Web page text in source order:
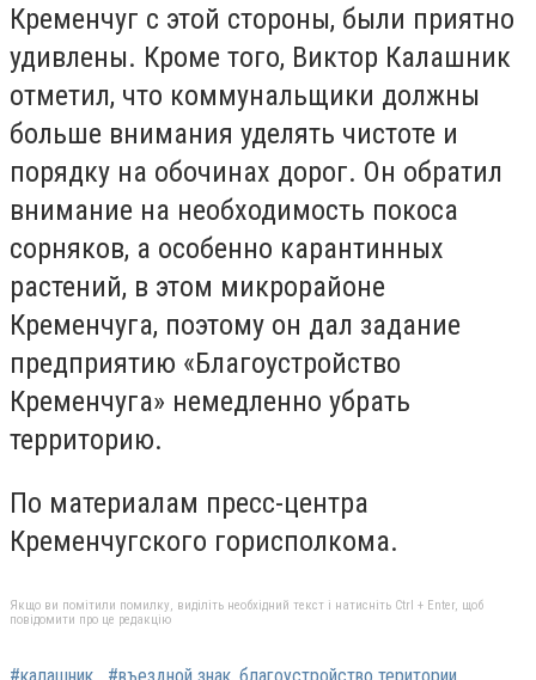
Кременчуг с этой стороны, были приятно
удивлены. Кроме того, Виктор Калашник
отметил, что коммунальщики должны
больше внимания уделять чистоте и
порядку на обочинах дорог. Он обратил
внимание на необходимость покоса
сорняков, а особенно карантинных
растений, в этом микрорайоне
Кременчуга, поэтому он дал задание
предприятию «Благоустройство
Кременчуга» немедленно убрать
территорию.
По материалам пресс-центра
Кременчугского горисполкома.
Якщо ви помітили помилку, виділіть необхідний текст і натисніть Ctrl + Enter, щоб
повідомити про це редакцію